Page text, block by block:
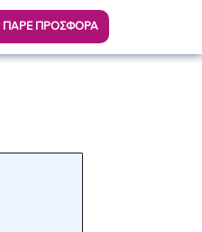
ΠΑΡΕ ΠΡΟΣΦΟΡΑ